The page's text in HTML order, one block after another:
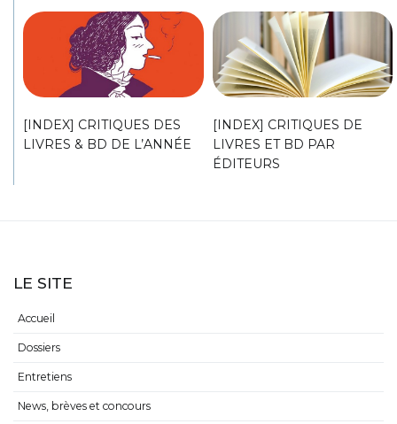
[INDEX] CRITIQUES DES
LIVRES & BD DE L’ANNÉE
[INDEX] CRITIQUES DE
LIVRES ET BD PAR
ÉDITEURS
LE SITE
Accueil
Dossiers
Entretiens
News, brèves et concours